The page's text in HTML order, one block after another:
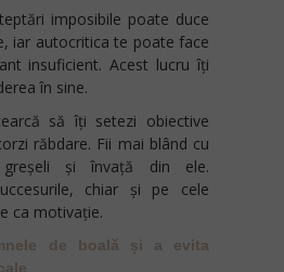
imposibile poate duce
iar autocritica te poate face
insuficient. Acest lucru îți
în sine.
să îți setezi obiective
răbdare. Fii mai blând cu
și învață din ele.
chiar și pe cele
ca motivație.
de boală și a evita